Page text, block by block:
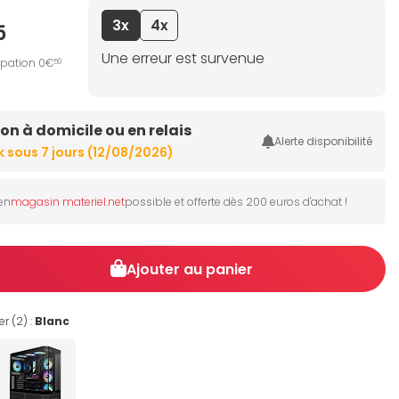
0€50
3x
4x
Une erreur est survenue
à domicile ou en relais
En stock sous 7 jours (12/08/2026)
Alerte disponibilité
magasin materiel.netpossible et offerte dès 200 euros d'achat !
Ajouter au panier
(2) : Blanc